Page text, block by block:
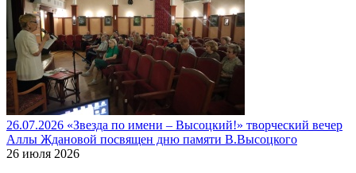
26.07.2026 «Звезда по имени – Высоцкий!» творческий вечер
Аллы Ждановой посвящен дню памяти В.Высоцкого
26 июля 2026